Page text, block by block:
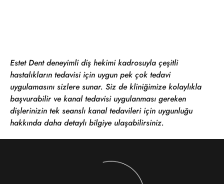
Estet Dent deneyimli diş hekimi kadrosuyla çeşitli
hastalıkların tedavisi için uygun pek çok tedavi
uygulamasını sizlere sunar. Siz de kliniğimize kolaylıkla
başvurabilir ve kanal tedavisi uygulanması gereken
dişlerinizin tek seanslı kanal tedavileri için uygunluğu
hakkında daha detaylı bilgiye ulaşabilirsiniz.